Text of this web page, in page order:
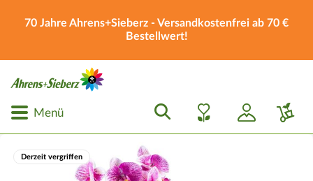
70 Jahre Ahrens+Sieberz - Versandkostenfrei ab 70 €
Bestellwert!
Menü
Derzeit vergriffen